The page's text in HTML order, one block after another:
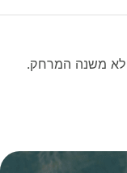
משנה המרחק.